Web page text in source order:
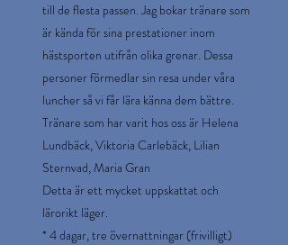
till de flesta passen. Jag bokar tränare som
är kända för sina prestationer inom
hästsporten utifrån olika grenar. Dessa
personer förmedlar sin resa under våra
luncher så vi får lära känna dem bättre.
Tränare som har varit hos oss är Helena
Lundbäck, Viktoria Carlebäck, Lilian
Sternvad, Maria Gran
Detta är ett mycket uppskattat och
lärorikt läger.
* 4 dagar, tre övernattningar (frivilligt)